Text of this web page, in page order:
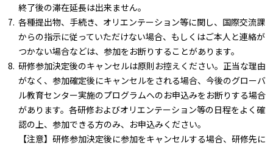
終了後の滞在延長は出来ません。
各種提出物、手続き、オリエンテーション等に関し、国際交流課
からの指示に従っていただけない場合、もしくはご本人と連絡が
つかない場合などは、参加をお断りすることがあります。
研修参加決定後のキャンセルは原則お控えください。正当な理由
がなく、参加確定後にキャンセルをされる場合、今後のグローバ
ル教育センター実施のプログラムへのお申込みをお断りする場合
があります。各研修およびオリエンテーション等の日程をよく確
認の上、参加できる方のみ、お申込みください。
【注意】研修参加決定後に参加をキャンセルする場合、研修先に